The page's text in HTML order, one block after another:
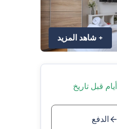
+ شاهد المزيد
سياسة إلغاء مجانية حتى 5 أيام قبل تاريخ
الدفع